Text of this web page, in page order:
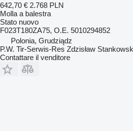
642,70 € 2.768 PLN
Molla a balestra
Stato nuovo
F023T180ZA75, O.E. 5010294852
Polonia, Grudziądz
P.W. Tir-Serwis-Res Zdzisław
Contattare il venditore